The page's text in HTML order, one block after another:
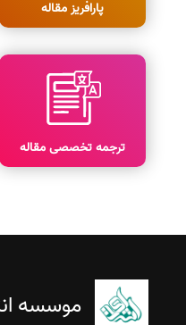
پارافریز مقاله
ترجمه تخصصی مقاله
موسسه